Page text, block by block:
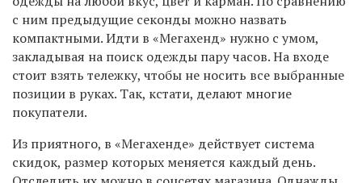
с ним предыдущие секонды можно назвать
компактными. Идти в «Мегахенд» нужно с умом,
закладывая на поиск одежды пару часов. На входе
стоит взять тележку, чтобы не носить все выбранные
позиции в руках. Так, кстати, делают многие
покупатели.
Из приятного, в «Мегахенде» действует система
скидок, размер которых меняется каждый день.